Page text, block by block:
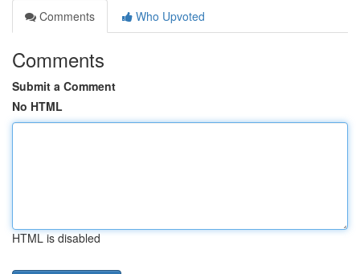
Comments
Who Upvoted
Comments
Submit a Comment
No HTML
HTML is disabled